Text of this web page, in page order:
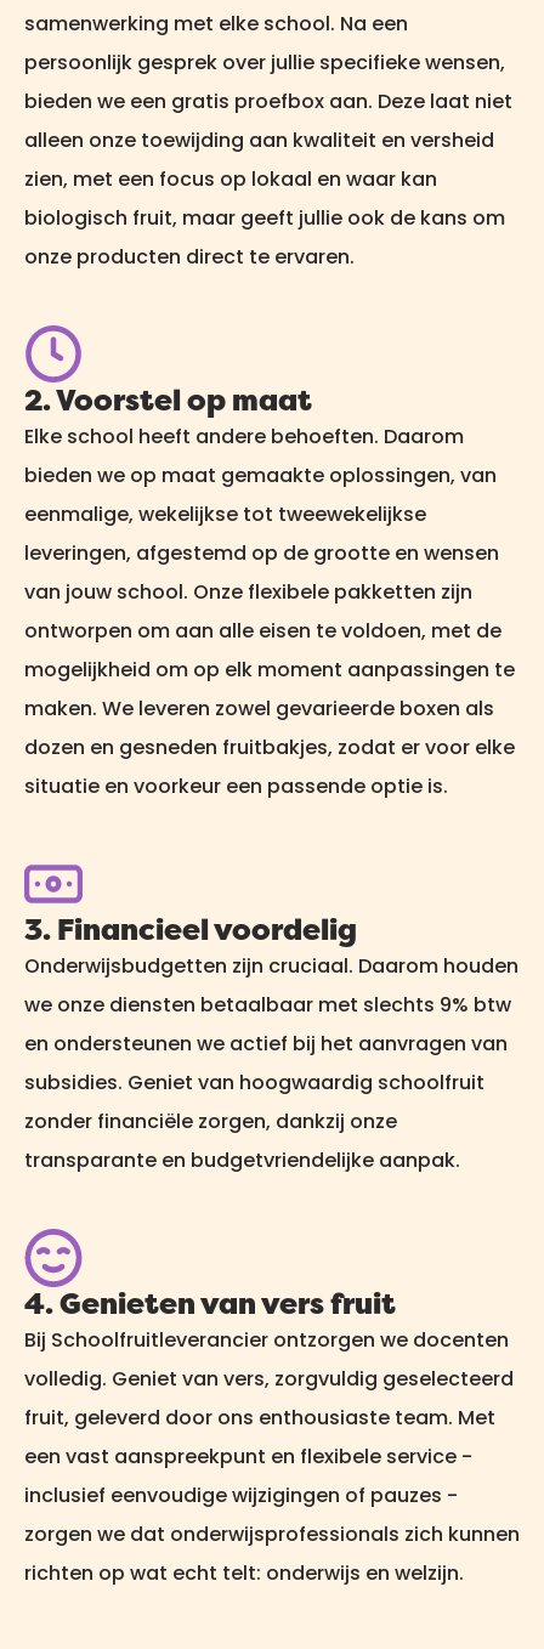
samenwerking met elke school. Na een
persoonlijk gesprek over jullie specifieke wensen,
bieden we een gratis proefbox aan. Deze laat niet
alleen onze toewijding aan kwaliteit en versheid
zien, met een focus op lokaal en waar kan
biologisch fruit, maar geeft jullie ook de kans om
onze producten direct te ervaren.
2. Voorstel op maat
Elke school heeft andere behoeften. Daarom
bieden we op maat gemaakte oplossingen, van
eenmalige, wekelijkse tot tweewekelijkse
leveringen, afgestemd op de grootte en wensen
van jouw school. Onze flexibele pakketten zijn
ontworpen om aan alle eisen te voldoen, met de
mogelijkheid om op elk moment aanpassingen te
maken. We leveren zowel gevarieerde boxen als
dozen en gesneden fruitbakjes, zodat er voor elke
situatie en voorkeur een passende optie is.
3. Financieel voordelig
Onderwijsbudgetten zijn cruciaal. Daarom houden
we onze diensten betaalbaar met slechts 9% btw
en ondersteunen we actief bij het aanvragen van
subsidies. Geniet van hoogwaardig schoolfruit
zonder financiële zorgen, dankzij onze
transparante en budgetvriendelijke aanpak.
4. Genieten van vers fruit
Bij Schoolfruitleverancier ontzorgen we docenten
volledig. Geniet van vers, zorgvuldig geselecteerd
fruit, geleverd door ons enthousiaste team. Met
een vast aanspreekpunt en flexibele service -
inclusief eenvoudige wijzigingen of pauzes -
zorgen we dat onderwijsprofessionals zich kunnen
richten op wat echt telt: onderwijs en welzijn.